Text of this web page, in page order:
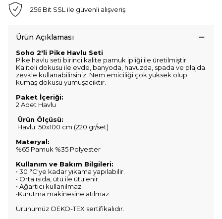
256 Bit SSL ile güvenli alışveriş
Ürün Açıklaması
Soho 2'li Pike Havlu Seti
Pike havlu seti birinci kalite pamuk ipliği ile üretilmiştir.
Kaliteli dokusu ile evde, banyoda, havuzda, spada ve plajda
zevkle kullanabilirsiniz. Nem emiciliği çok yüksek olup
kumaş dokusu yumuşacıktır.
Paket İçeriği:
2 Adet Havlu
Ürün Ölçüsü:
Havlu: 50x100 cm (220 gr/set)
Materyal:
%65 Pamuk %35 Polyester
Kullanım ve Bakım Bilgileri:
• 30 °C'ye kadar yıkama yapılabilir.
• Orta ısıda, ütü ile ütülenir.
• Ağartıcı kullanılmaz.
•Kurutma makinesine atılmaz.
Ürünümüz OEKO-TEX sertifikalıdır.